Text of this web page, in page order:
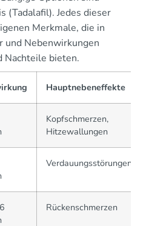
(Tadalafil). Jedes dieser
Merkmale, die in
und Nebenwirkungen
Nachteile bieten.
Hauptnebeneffekte
Kopfschmerzen,
Hitzewallungen
Verdauungsstörungen
Rückenschmerzen